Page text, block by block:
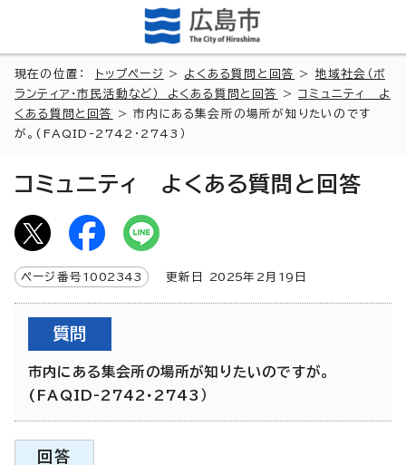
現在の位置： トップページ > よくある質問と回答 > 地域社会（ボ
ランティア・市民活動など） よくある質問と回答
>コミュニティ よ
くある質問と回答
> 市内にある集会所の場所が知りたいのです
が。(FAQID-2742・2743）
コミュニティ よくある質問と回答
ページ番号 1002343 更新日 2025年2月 19 日
質問
市内にある集会所の場所が知りたいのですが。
(FAQID-2742・2743）
回答